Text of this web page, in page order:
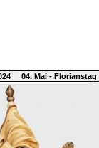
04. Mai -